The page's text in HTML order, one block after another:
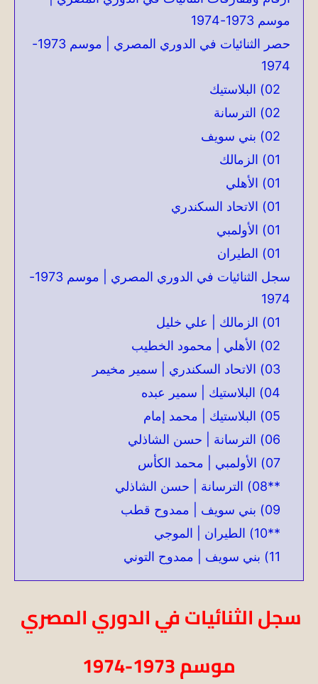
موسم 1973-1974
حصر الثنائيات في الدوري المصري | موسم 1973-
1974
02) البلاستيك
02) الترسانة
02) بني سويف
01) الزمالك
01) الأهلي
01) الاتحاد السكندري
01) الأولمبي
01) الطيران
سجل الثنائيات في الدوري المصري | موسم 1973-
1974
01) الزمالك | علي خليل
02) الأهلي | محمود الخطيب
03) الاتحاد السكندري | سمير مخيمر
04) البلاستيك | سمير عبده
05) البلاستيك | محمد إمام
06) الترسانة | حسن الشاذلي
07) الأولمبي | محمد الكأس
**08) الترسانة | حسن الشاذلي
09) بني سويف | ممدوح قطب
**10) الطيران | الموجي
11) بني سويف | ممدوح التوني
سجل الثنائيات في الدوري المصري
موسم 1973-1974